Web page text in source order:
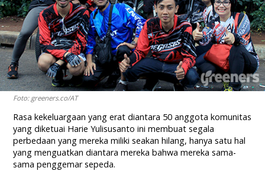
Foto: greeners.co/AT
Rasa kekeluargaan yang erat diantara 50 anggota komunitas
yang diketuai Harie Yulisusanto ini membuat segala
perbedaan yang mereka miliki seakan hilang, hanya satu hal
yang menguatkan diantara mereka bahwa mereka sama-
sama penggemar sepeda.